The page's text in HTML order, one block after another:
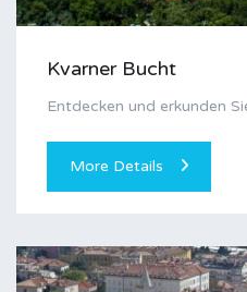
Kvarner Bucht
Entdecken und erkunden
More Details